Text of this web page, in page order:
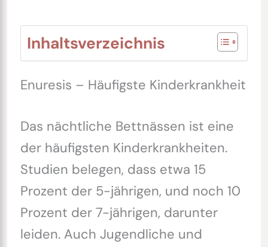
Inhaltsverzeichnis
Enuresis – Häufigste Kinderkrankheit
Das nächtliche Bettnässen ist eine
der häufigsten Kinderkrankheiten.
Studien belegen, dass etwa 15
Prozent der 5-jährigen, und noch 10
Prozent der 7-jährigen, darunter
leiden. Auch Jugendliche und